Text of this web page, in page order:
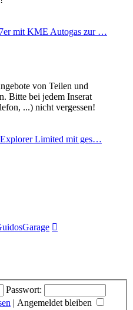
mit KME Autogas zur …
von Teilen und
Bitte bei jedem Inserat
...) nicht vergessen!
Limited mit ges…
Passwort:
| Angemeldet bleiben